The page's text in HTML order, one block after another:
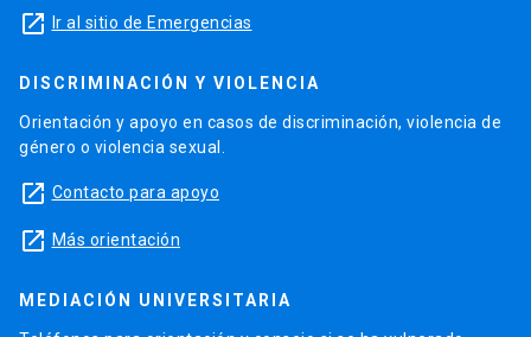
launch Ir al sitio de Emergencias
DISCRIMINACIÓN Y VIOLENCIA
Orientación y apoyo en casos de discriminación, violencia de
género o violencia sexual.
launch Contacto para apoyo
launch Más orientación
MEDIACIÓN UNIVERSITARIA